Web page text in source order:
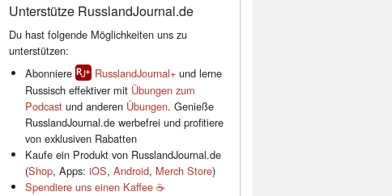
Unterstütze RusslandJournal.de
Du hast folgende Möglichkeiten uns zu
unterstützen:
Abonniere
RusslandJournal+und lerne
Russisch effektiver mit Übungen zum
Podcastund anderen Übungen. Genieße
RusslandJournal.de werbefrei und profitiere
von exklusiven Rabatten
Kaufe ein Produkt von RusslandJournal.de
(Shop, Apps: iOS, Android, Merch Store)
Spendiere uns einen Kaffee ☕️